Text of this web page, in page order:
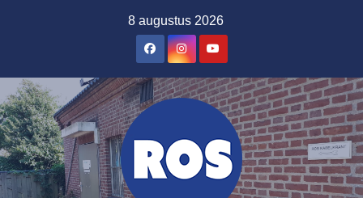
inhoud
8 augustus 2026